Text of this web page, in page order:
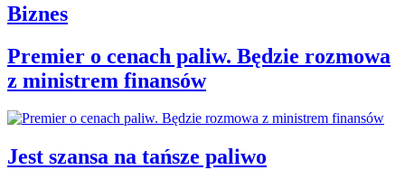
Biznes
Premier o cenach paliw. Będzie rozmowa
z ministrem finansów
Jest szansa na tańsze paliwo